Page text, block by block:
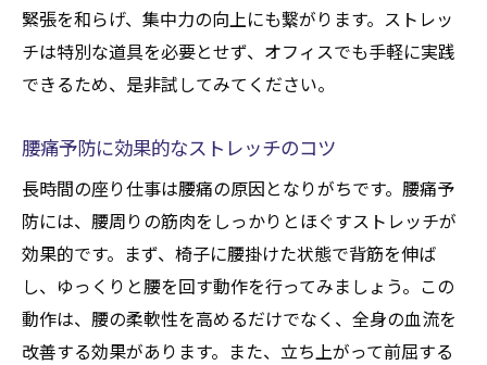
シンプルな方法で集中力を保つストレッチ
忙しいビジネスパーソンに最適なストレッチの
選び方
仕事の効率を上げるためのストレッチ法
毎日のルーチンに組み込みたいストレッチ
短時間で効果を感じるストレッチの秘訣
自分に合ったストレッチを見つける方法
ビジネスパーソン向けのストレッチ選びの
ポイント
緊張を和らげ、集中力の向上にも繋がります。ストレッ
チは特別な道具を必要とせず、オフィスでも手軽に実践
できるため、是非試してみてください。
腰痛予防に効果的なストレッチのコツ
長時間の座り仕事は腰痛の原因となりがちです。腰痛予
防には、腰周りの筋肉をしっかりとほぐすストレッチが
効果的です。まず、椅子に腰掛けた状態で背筋を伸ば
し、ゆっくりと腰を回す動作を行ってみましょう。この
動作は、腰の柔軟性を高めるだけでなく、全身の血流を
改善する効果があります。また、立ち上がって前屈する